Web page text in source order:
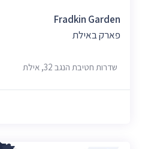
Fradkin Garden
פארק באילת
שדרות חטיבת הנגב 32, אילת